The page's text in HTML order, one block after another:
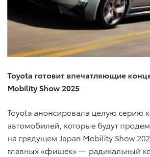
Toyota готовит впечатляющие
Mobility Show 2025
Toyota анонсировала целую серию
автомобилей, которые будут
на грядущем Japan Mobility Show
главных «фишек» — радикальный